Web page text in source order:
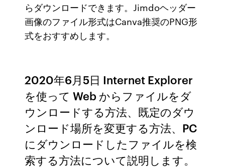
らダウンロードできます。Jimdoヘッダー
画像のファイル形式はCanva推奨のPNG形
式をおすすめします。
2020年6月5日 Internet Explorer
を使って Web からファイルをダ
ウンロードする方法、既定のダウ
ンロード場所を変更する方法、PC
にダウンロードしたファイルを検
索する方法について説明します。